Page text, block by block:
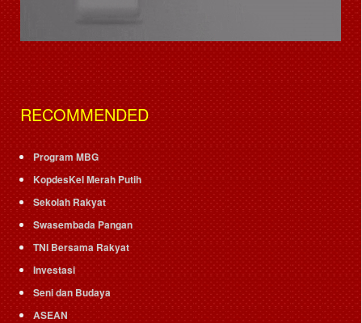
RECOMMENDED
Program MBG
KopdesKel Merah Putih
Sekolah Rakyat
Swasembada Pangan
TNI Bersama Rakyat
Investasi
Seni dan Budaya
ASEAN